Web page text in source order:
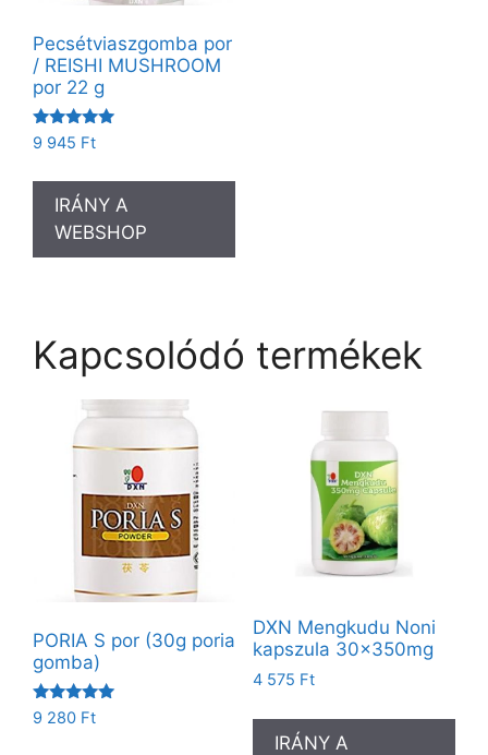
Pecsétviaszgomba por
/ REISHI MUSHROOM
por 22 g
Értékelés:
5.00
9 945 Ft
IRÁNY A
WEBSHOP
Kapcsolódó termékek
PORIA S por (30g poria
gomba)
Értékelés:
5.00
9 280 Ft
DXN Mengkudu Noni
kapszula 30x350mg
4 575 Ft
IRÁNY A